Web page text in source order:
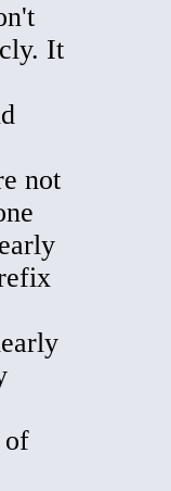
It
not
of